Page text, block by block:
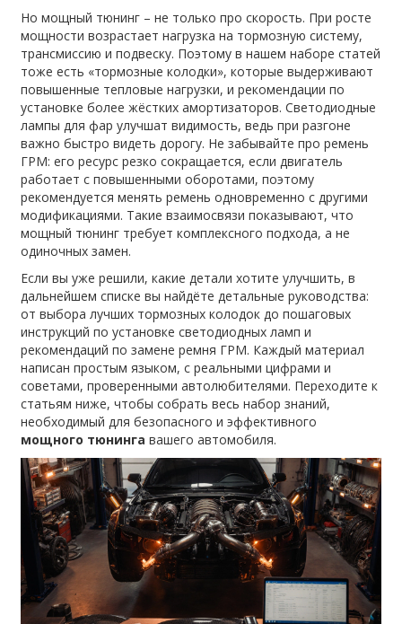
Но мощный тюнинг – не только про скорость. При росте
мощности возрастает нагрузка на тормозную систему,
трансмиссию и подвеску. Поэтому в нашем наборе статей
тоже есть «тормозные колодки», которые выдерживают
повышенные тепловые нагрузки, и рекомендации по
установке более жёстких амортизаторов. Светодиодные
лампы для фар улучшат видимость, ведь при разгоне
важно быстро видеть дорогу. Не забывайте про ремень
ГРМ: его ресурс резко сокращается, если двигатель
работает с повышенными оборотами, поэтому
рекомендуется менять ремень одновременно с другими
модификациями. Такие взаимосвязи показывают, что
мощный тюнинг требует комплексного подхода, а не
одиночных замен.
Если вы уже решили, какие детали хотите улучшить, в
дальнейшем списке вы найдёте детальные руководства:
от выбора лучших тормозных колодок до пошаговых
инструкций по установке светодиодных ламп и
рекомендаций по замене ремня ГРМ. Каждый материал
написан простым языком, с реальными цифрами и
советами, проверенными автолюбителями. Переходите к
статьям ниже, чтобы собрать весь набор знаний,
необходимый для безопасного и эффективного
мощного тюнинга вашего автомобиля.